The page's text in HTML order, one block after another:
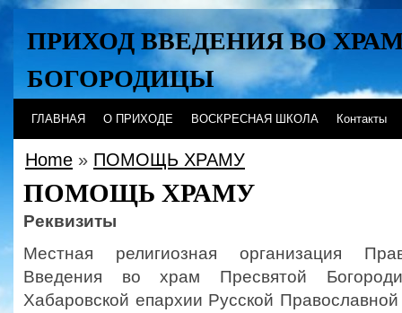
ПРИХОД ВВЕДЕНИЯ ВО
БОГОРОДИЦЫ
Хабаровск
ГЛАВНАЯ О ПРИХОДЕ ВОСКРЕСНАЯ ШКОЛА Контакты
Home » ПОМОЩЬ ХРАМУ
ПОМОЩЬ ХРАМУ
Реквизиты
Местная религиозная организация
Введения во храм Пресвятой
Хабаровской епархии Русской